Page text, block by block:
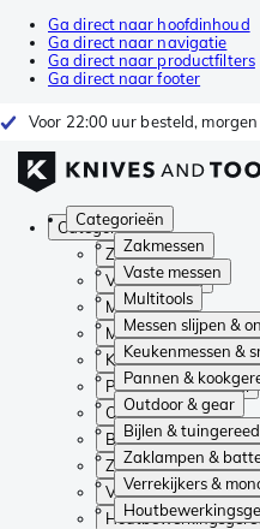
Ga direct naar hoofdinhoud
Ga direct naar navigatie
Ga direct naar productfilters
Ga direct naar footer
Voor 22:00 uur besteld,
Categorieën
Zakmessen
Vaste messen
Multitools
Messen slijpen &
Keukenmessen &
Pannen &
Outdoor & gear
Bijlen &
Zaklampen &
Verrekijkers &
Categorieën
Zakmessen
Vaste messen
Multitools
Messen slijpen &
Keukenmessen &
Pannen & kookgerei
Outdoor & gear
Bijlen &
Zaklampen &
Verrekijkers &